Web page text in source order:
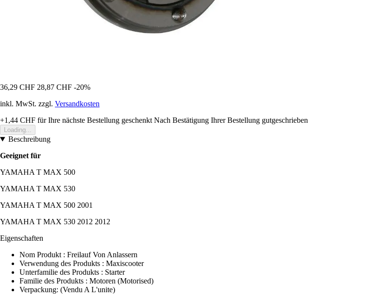
36,29 CHF 28,87 CHF -20%
inkl. MwSt. zzgl. Versandkosten
+1,44 CHF für Ihre nächste Bestellung geschenkt Nach Bestätigung Ihrer Bestellung gutgeschrieben
Loading...
Beschreibung
Geeignet für
YAMAHA T MAX 500
YAMAHA T MAX 530
YAMAHA T MAX 500 2001
YAMAHA T MAX 530 2012 2012
Eigenschaften
Nom Produkt : Freilauf Von Anlassern
Verwendung des Produkts : Maxiscooter
Unterfamilie des Produkts : Starter
Familie des Produkts : Motoren (Motorised)
Verpackung: (Vendu A L'unite)